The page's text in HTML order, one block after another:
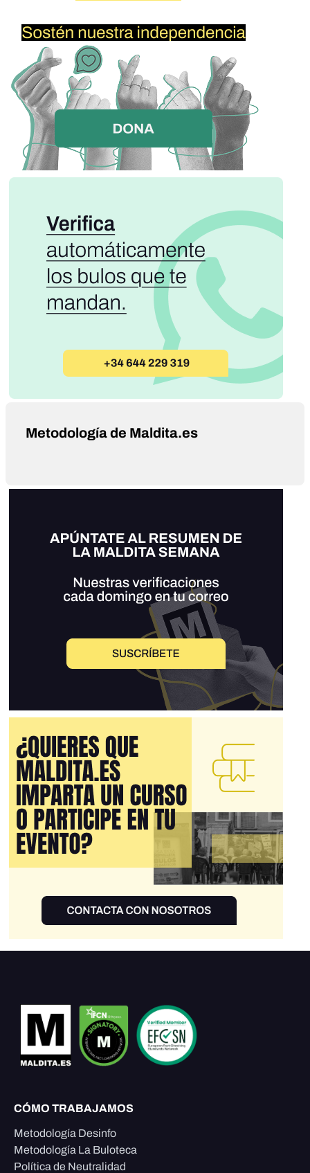
Metodología de Maldita.es
CÓMO TRABAJAMOS
Metodología Desinfo
Metodología La Buloteca
Política de Neutralidad